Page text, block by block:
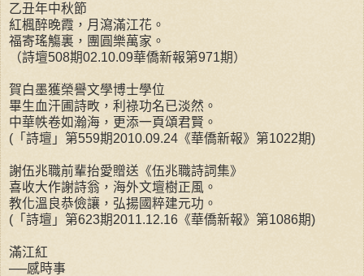
乙丑年中秋節
紅楓醉晚霞，月瀉滿江花。
福寄瑤觴裏，團圓樂萬家。
（詩壇508期02.10.09華僑新報第971期）
賀白墨獲榮譽文學博士學位
畢生血汗圃詩畋，利祿功名已淡然。
中華帙卷如瀚海，更添一頁頌君賢。
(「詩壇」第559期2010.09.24《華僑新報》第1022期)
謝伍兆職前輩抬愛贈送《伍兆職詩詞集》
喜收大作謝詩翁，海外文壇樹正風。
教化溫良恭儉讓，弘揚國粹建元功。
(「詩壇」第623期2011.12.16《華僑新報》第1086期)
滿江紅
──感時事